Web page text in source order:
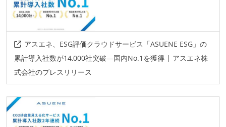
アスエネ、ESG評価クラウドサービス「ASUENE ESG」の
累計導入社数が14,000社突破—国内No.1を獲得 | アスエネ株
式会社のプレスリリース